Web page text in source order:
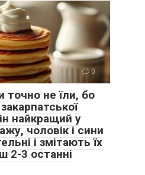
0
точно не їли, бо
найкращий у
чоловік і сини
і змітають їх
2-3 останні